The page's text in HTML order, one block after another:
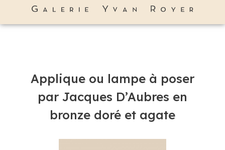
Applique ou lampe à poser
par Jacques D’Aubres en
bronze doré et agate